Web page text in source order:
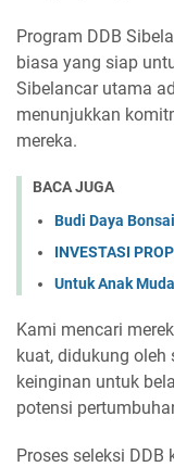
Program DDB
biasa yang siap
Sibelancar utama
menunjukkan
mereka.
BACA JUGA
Budi Daya
INVESTASI
Untuk Anak
Kami mencari
kuat, didukung oleh
keinginan untuk
potensi
Proses seleksi